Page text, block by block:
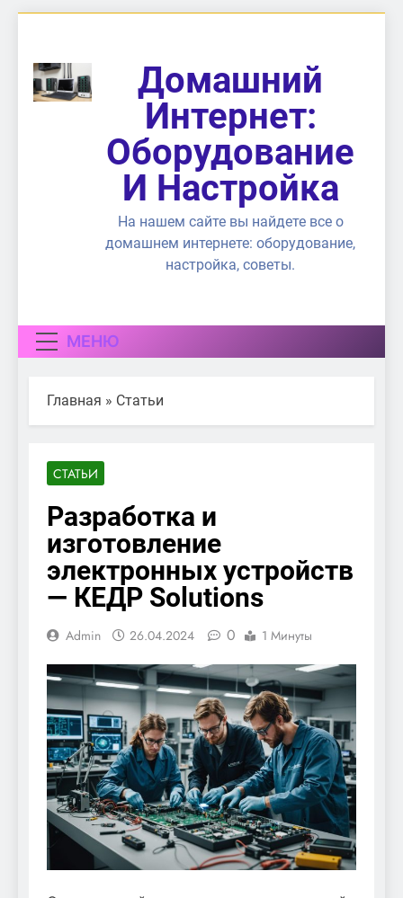
содержимому
Домашний
Интернет:
Оборудование
И Настройка
На нашем сайте вы найдете все о
домашнем интернете: оборудование,
настройка, советы.
МЕНЮ
Главная » Статьи
СТАТЬИ
Разработка и
изготовление
электронных устройств
— КЕДР Solutions
Admin 26.04.2024 0 1 Минуты